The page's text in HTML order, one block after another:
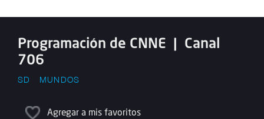
Programación de CNNE | Canal
706
SD MUNDOS
Agregar a mis favoritos